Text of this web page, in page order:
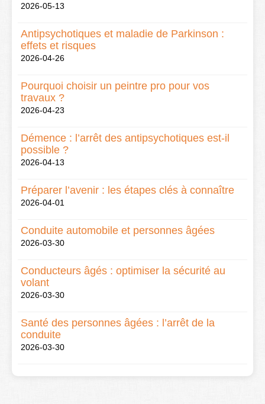
2026-05-13
Antipsychotiques et maladie de Parkinson :
effets et risques
2026-04-26
Pourquoi choisir un peintre pro pour vos
travaux ?
2026-04-23
Démence : l’arrêt des antipsychotiques est-il
possible ?
2026-04-13
Préparer l’avenir : les étapes clés à connaître
2026-04-01
Conduite automobile et personnes âgées
2026-03-30
Conducteurs âgés : optimiser la sécurité au
volant
2026-03-30
Santé des personnes âgées : l’arrêt de la
conduite
2026-03-30